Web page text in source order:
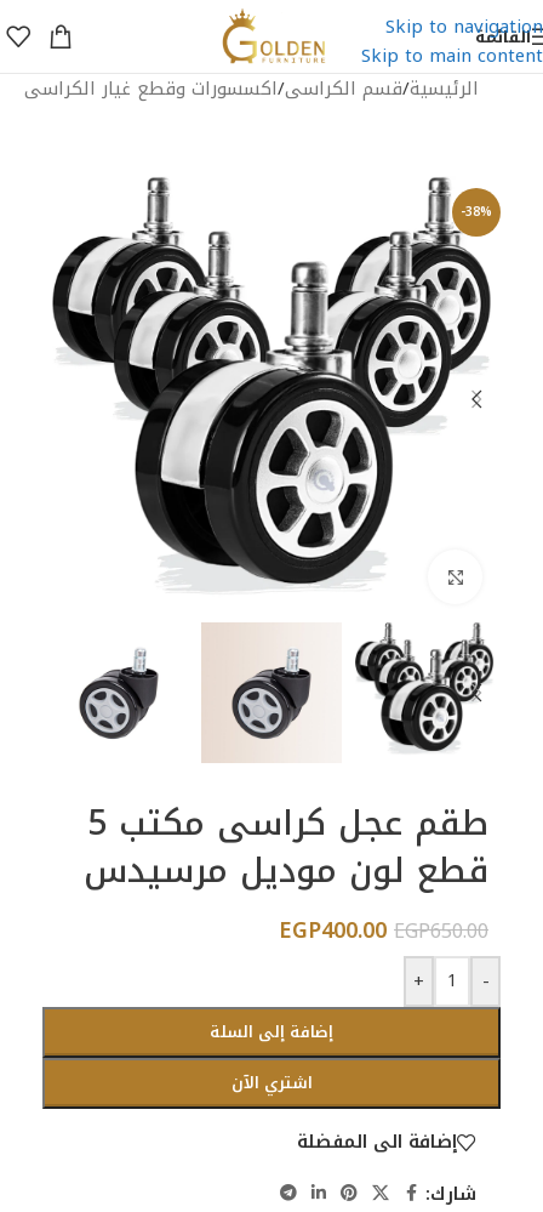
Skip to navigation
Skip to main content
القائمة
الرئيسية/قسم الكراسى/اكسسورات وقطع غيار الكراسى
-38%
اضغط للتكبير
طقم عجل كراسى مكتب 5
قطع لون موديل مرسيدس
EGP650.00
EGP400.00
-
+
إضافة إلى السلة
اشتري الآن
إضافة الى المفضلة
شارك: